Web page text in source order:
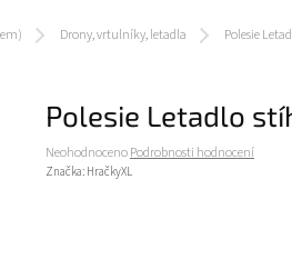
Drony, vrtulníky, letadla Polesie
Polesie Letadlo
Průměrné
hodnocení
NeohodnocenoPodrobnosti hodnocení
Značka: HračkyXL